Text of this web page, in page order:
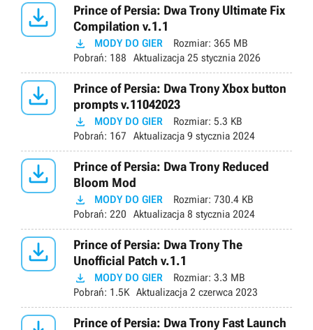

Prince of Persia: Dwa Trony Ultimate Fix
Compilation v.1.1
 MODY DO GIER Rozmiar: 365 MB
Pobrań: 188 Aktualizacja 25 stycznia 2026

Prince of Persia: Dwa Trony Xbox button
prompts v.11042023
 MODY DO GIER Rozmiar: 5.3 KB
Pobrań: 167 Aktualizacja 9 stycznia 2024

Prince of Persia: Dwa Trony Reduced
Bloom Mod
 MODY DO GIER Rozmiar: 730.4 KB
Pobrań: 220 Aktualizacja 8 stycznia 2024

Prince of Persia: Dwa Trony The
Unofficial Patch v.1.1
 MODY DO GIER Rozmiar: 3.3 MB
Pobrań: 1.5K Aktualizacja 2 czerwca 2023
Prince of Persia: Dwa Trony Fast Launch